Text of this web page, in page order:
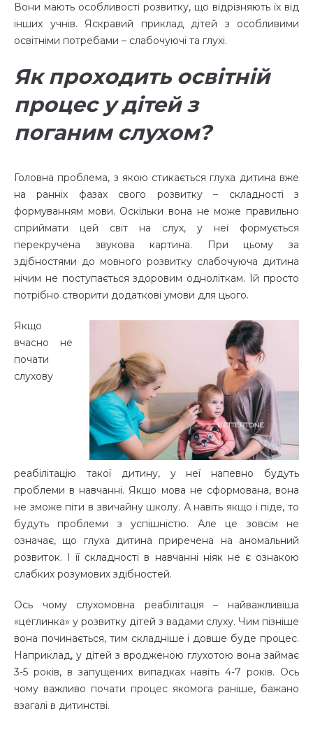
Вони мають особливості розвитку, що відрізняють їх від
інших учнів. Яскравий приклад дітей з особливими
освітніми потребами – слабочуючі та глухі.
Як проходить освітній
процес у дітей з
поганим слухом?
Головна проблема, з якою стикається глуха дитина вже
на ранніх фазах свого розвитку – складності з
формуванням мови. Оскільки вона не може правильно
сприймати цей світ на слух, у неї формується
перекручена звукова картина. При цьому за
здібностями до мовного розвитку слабочуюча дитина
нічим не поступається здоровим одноліткам. Їй просто
потрібно створити додаткові умови для цього.
Якщо
вчасно не
почати
слухову
реабілітацію такої дитину, у неї напевно будуть
проблеми в навчанні. Якщо мова не сформована, вона
не зможе піти в звичайну школу. А навіть якщо і піде, то
будуть проблеми з успішністю. Але це зовсім не
означає, що глуха дитина приречена на аномальний
розвиток. І її складності в навчанні ніяк не є ознакою
слабких розумових здібностей.
Ось чому слухомовна реабілітація – найважливіша
«цеглинка» у розвитку дітей з вадами слуху. Чим пізніше
вона починається, тим складніше і довше буде процес.
Наприклад, у дітей з вродженою глухотою вона займає
3-5 років, в запущених випадках навіть 4-7 років. Ось
чому важливо почати процес якомога раніше, бажано
взагалі в дитинстві.